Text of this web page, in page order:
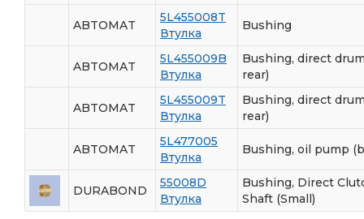
ABTOMAT
5L455008T
Втулка
Bushing
ABTOMAT
5L455009B
Втулка
Bushing, direct
rear)
ABTOMAT
5L455009T
Втулка
Bushing, direct
rear)
ABTOMAT
5L477005
Втулка
Bushing, oil pump
DURABOND
55008D
Втулка
Bushing, Direct
Shaft (Small)